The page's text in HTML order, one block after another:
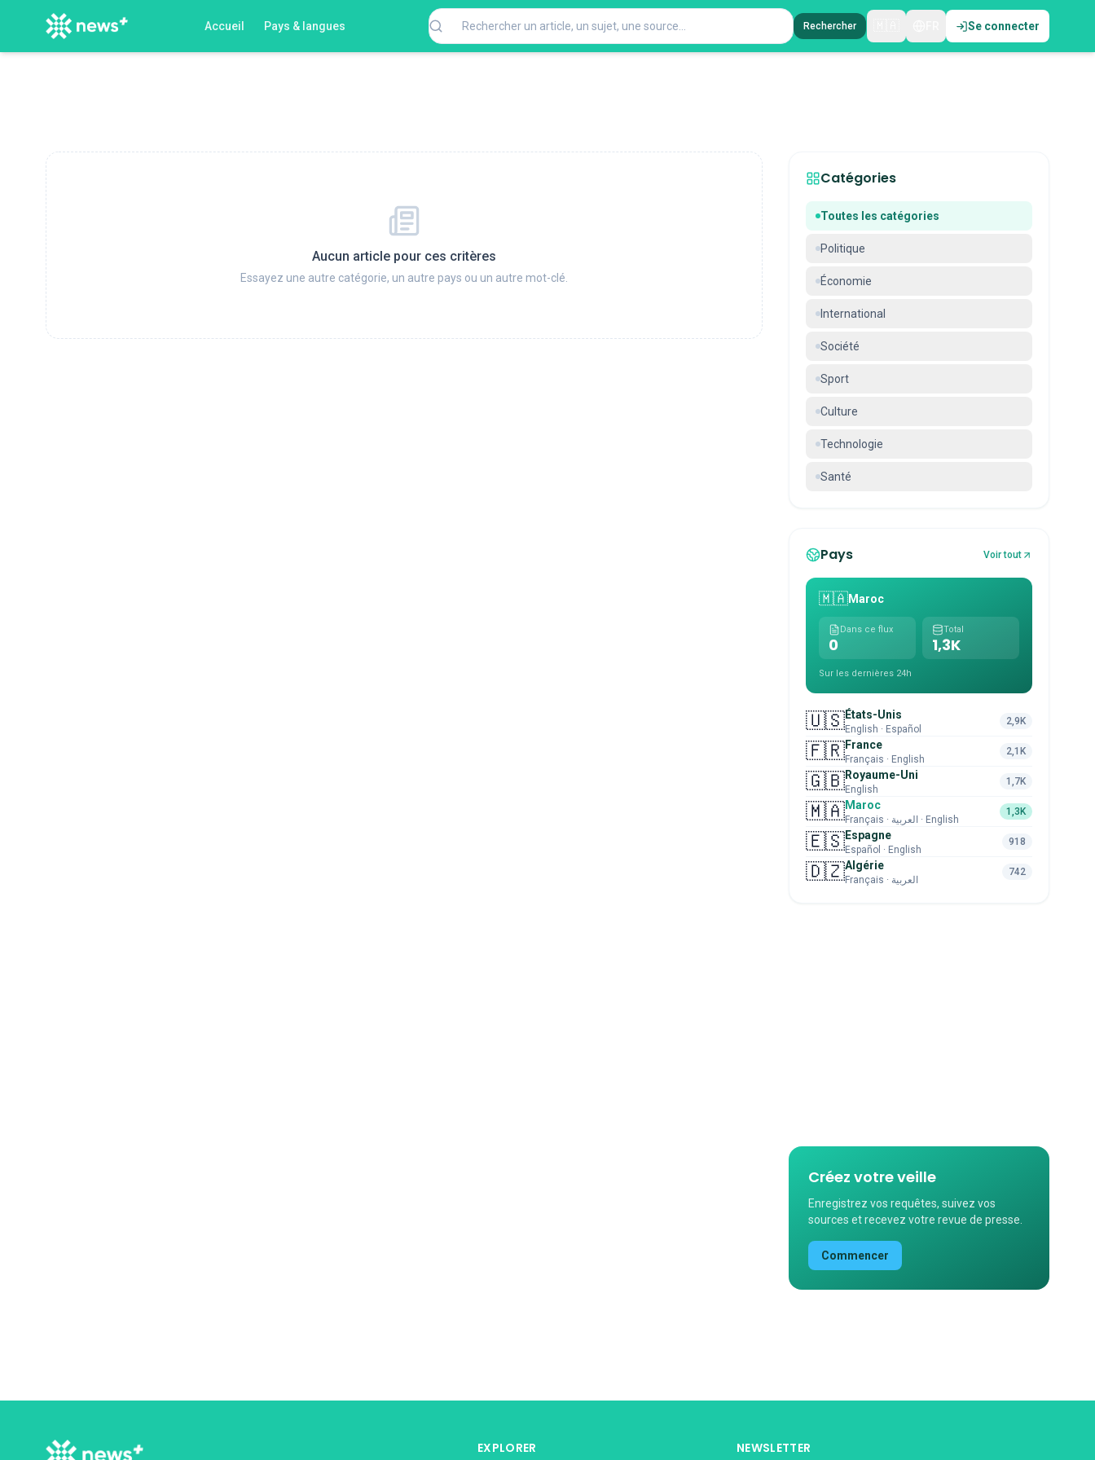
Accueil Pays & langues Rechercher Se connecter
Aucun article pour ces critères
Essayez une autre catégorie, un autre pays ou un autre mot-clé.
Catégories
Toutes les catégories
Politique
Économie
International
Société
Sport
Culture
Technologie
Santé
Pays Voir tout
🇲🇦Maroc
Dans ce flux
0
Total
1,3K
Sur les dernières 24h
🇺🇸États-Unis
English · Español
2,9K
🇫🇷France
Français · English
2,1K
🇬🇧Royaume-Uni
English
1,7K
🇲🇦Maroc
Français · العربية · English
1,3K
🇪🇸Espagne
Español · English
918
🇩🇿Algérie
Français · العربية
742
Créez votre veille
Enregistrez vos requêtes, suivez vos
sources et recevez votre revue de presse.
Commencer
EXPLORER NEWSLETTER